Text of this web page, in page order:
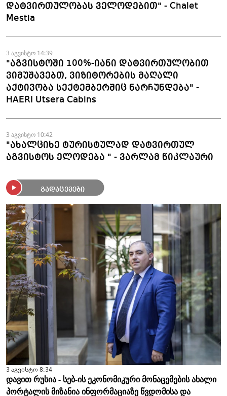
დატვირთულობას ველოდებით" - Chalet
Mestia
3 აგვისტო 14:39
"აგვისტოში 100%-იანი დატვირთულობით
ვიმუშავებთ, ვიზიტორების მაღალი
აქტივობა სექტემბერშიც ნარჩუნდება" -
HAERI Utsera Cabins
3 აგვისტო 10:42
"ახალციხე ტურისტულად დატვირთულ
აგვისტოს ელოდება " - ვარლამ წიკლაური
გადაცემები
3 აგვისტო 8:34
დავით რუსია - სებ-ის ეკონომიკური მონაცემების ახალი
პორტალის მიზანია ინფორმაციაზე წვდომისა და